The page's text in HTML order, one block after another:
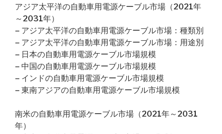
アジア太平洋の自動車用電源ケーブル市場（2021年
～2031年）
– アジア太平洋の自動車用電源ケーブル市場：種類別
– アジア太平洋の自動車用電源ケーブル市場：用途別
– 日本の自動車用電源ケーブル市場規模
– 中国の自動車用電源ケーブル市場規模
– インドの自動車用電源ケーブル市場規模
– 東南アジアの自動車用電源ケーブル市場規模
南米の自動車用電源ケーブル市場（2021年～2031
年）